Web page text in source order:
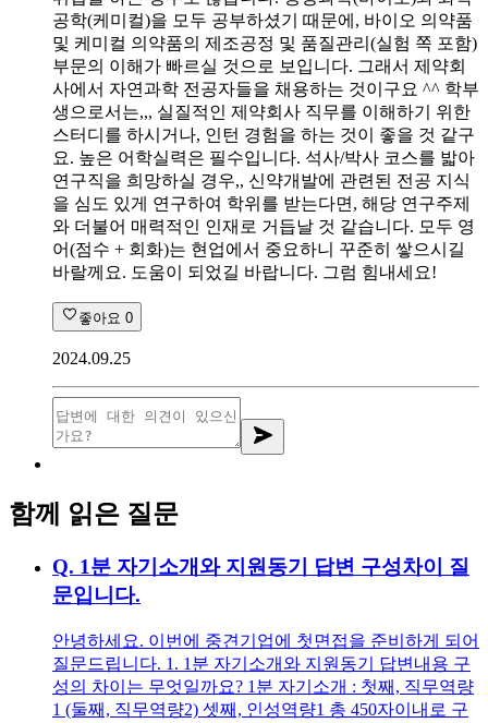
공학(케미컬)을 모두 공부하셨기 때문에, 바이오 의약품
및 케미컬 의약품의 제조공정 및 품질관리(실험 쪽 포함)
부문의 이해가 빠르실 것으로 보입니다. 그래서 제약회
사에서 자연과학 전공자들을 채용하는 것이구요 ^^ 학부
생으로서는,,, 실질적인 제약회사 직무를 이해하기 위한
스터디를 하시거나, 인턴 경험을 하는 것이 좋을 것 같구
요. 높은 어학실력은 필수입니다. 석사/박사 코스를 밟아
연구직을 희망하실 경우,, 신약개발에 관련된 전공 지식
을 심도 있게 연구하여 학위를 받는다면, 해당 연구주제
와 더불어 매력적인 인재로 거듭날 것 같습니다. 모두 영
어(점수 + 회화)는 현업에서 중요하니 꾸준히 쌓으시길
바랄께요. 도움이 되었길 바랍니다. 그럼 힘내세요!
좋아요 0
2024.09.25
함께 읽은 질문
Q. 1분 자기소개와 지원동기 답변 구성차이 질
문입니다.
안녕하세요. 이번에 중견기업에 첫면접을 준비하게 되어
질문드립니다. 1. 1분 자기소개와 지원동기 답변내용 구
성의 차이는 무엇일까요? 1분 자기소개 : 첫째, 직무역량
1 (둘째, 직무역량2) 셋째, 인성역량1 총 450자이내로 구